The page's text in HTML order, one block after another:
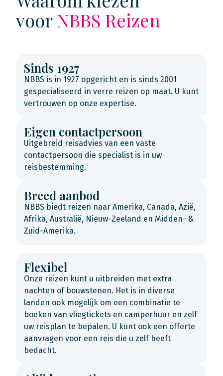
voorNBBS Reizen
Sinds 1927
NBBS is in 1927 opgericht en is sinds 2001
gespecialiseerd in verre reizen op maat. U kunt
vertrouwen op onze expertise.
Eigen contactpersoon
Uitgebreid reisadvies van een vaste
contactpersoon die specialist is in uw
reisbestemming.
Breed aanbod
NBBS biedt reizen naar Amerika, Canada, Azië,
Afrika, Australië, Nieuw-Zeeland en Midden- &
Zuid-Amerika.
Flexibel
Onze reizen kunt u uitbreiden met extra
nachten of bouwstenen. Het is in diverse
landen ook mogelijk om een combinatie te
boeken van vliegtickets en camperhuur en zelf
uw reisplan te bepalen. U kunt ook een offerte
aanvragen voor een reis die u zelf heeft
bedacht.